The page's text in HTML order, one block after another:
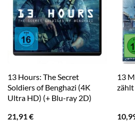
13 Hours: The Secret
Soldiers of Benghazi (4K
Ultra HD) (+ Blu-ray 2D)
21,91€
13
zählt